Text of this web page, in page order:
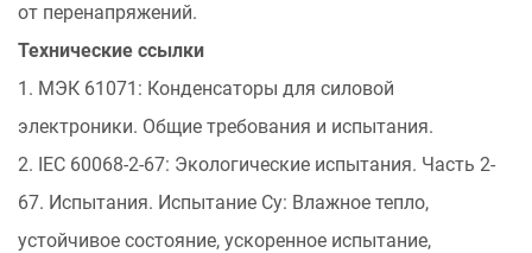
от перенапряжений.
Технические ссылки
1. МЭК 61071: Конденсаторы для силовой
электроники. Общие требования и испытания.
2. IEC 60068-2-67: Экологические испытания. Часть 2-
67. Испытания. Испытание Cy: Влажное тепло,
устойчивое состояние, ускоренное испытание,